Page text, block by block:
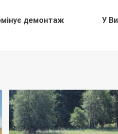
демонтаж
У